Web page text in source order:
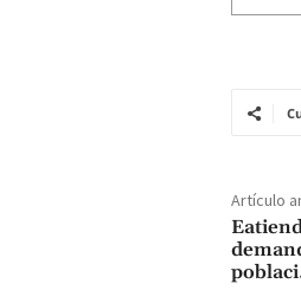
Artículo